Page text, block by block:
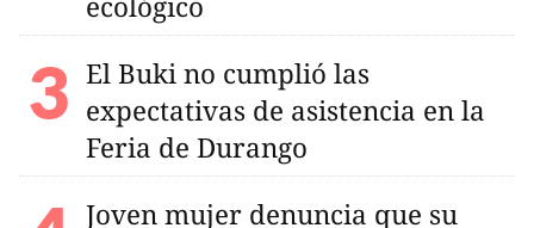
El Buki no cumplió las
expectativas de asistencia en la
Feria de Durango
Joven mujer denuncia que su